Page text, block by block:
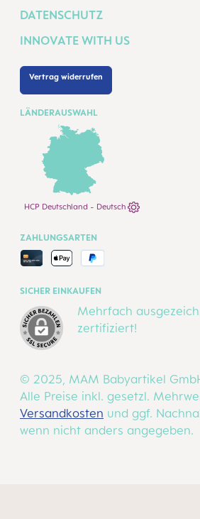
DATENSCHUTZ
INNOVATE WITH US
Vertrag widerrufen
LÄNDERAUSWAHL
HCP Deutschland - Deutsch
© 2025, MAM Babyartikel
Alle Preise inkl. gesetzl.
Versandkosten und ggf.
wenn nicht anders angegeben.
SICHER EINKAUFEN
Mehrfach
zertifiziert!
ZAHLUNGSARTEN